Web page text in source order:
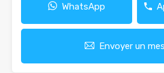
WhatsApp
Envoyer un